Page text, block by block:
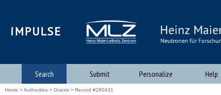
iMPULSE
Search Submit Personalize Help
Home >Authorities > Grants > Record #280431